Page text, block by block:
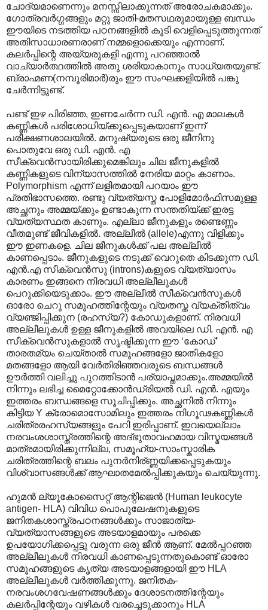
ചോദ്യമാണെന്നും മനസ്സിലാക്കുന്നത് അരോചകമാക്കും.
ഗോത്രവര്‍ഗ്ഗങ്ങളും മറ്റു ജാതി-മതസഥരുമായുള്ള ബന്ധം
ഈയിടെ നടത്തിയ പഠനങ്ങളില്‍ കൂടി വെളിപ്പെടുത്തുന്നത്
അതിസാധാരണരാണ് നമ്മളൊക്കെയും എന്നാണ്.
കലര്‍പ്പിന്റെ അയ്യരുകളി എന്നു പറഞ്ഞാല്‍
വാച്യാര്‍ത്ഥത്തില്‍ അതു ശരിയാകാനും സാധ്യതയുണ്ട്.
ബ്രാഹ്മണ(നമ്പൂരിമാര്‍)രും ഈ സംഘക്കളിയില്‍ പങ്കു
ചേര്‍ന്നിട്ടുണ്ട്.
പണ്ട് ഇഴ പിരിഞ്ഞ, ഇണചേര്‍ന്ന ഡി. എന്‍. എ മാലകള്‍
കണ്ണികള്‍ പരിശോധിയ്ക്കുപ്പെടുകയാണ് ഇന്ന്
പരീക്ഷണശാലയില്‍. മനുഷ്യരുടെ ഒരു ജീനിനു
പൊതുവേ ഒരു ഡി. എന്‍. എ
സീക്വെന്‍സായിരിക്കുമെങ്കിലും ചില ജീനുകളില്‍
കണ്ണികളുടെ വിന്യാസത്തില്‍ നേരിയ മാറ്റം കാണാം.
Polymorphism എന്ന് ലളിതമായി പറയാം ഈ
പ്രതിഭാസത്തെ. രണ്ടു വ്യത്യസ്ത പോളിമോര്‍ഫിസമുള്ള
അച്ഛനും അമ്മയ്ക്കും ഉണ്ടാകുന്ന സന്തതിയ്ക്ക് ഇരട്ട
വ്യത്യസ്ഥത കാണും. എല്ലാ ജീനുകളും രണ്ടെണ്ണം
വീതമുണ്ട് ജീവികളില്‍. അല്ലീല്‍ (allele)എന്നു വിളിക്കും
ഈ ഇണകളെ. ചില ജീനുകള്‍ക്ക് പല അല്ലീല്‍
കാണപ്പെടാം. ജീനുകളുടെ നടുക്ക് വെറുതെ കിടക്കുന്ന ഡി.
എന്‍.എ സീക്വെന്‍സു (introns)കളുടെ വ്യത്യാസം
കാരണം ഇങ്ങനെ നിരവധി അല്ലീലുകള്‍
പെറുക്കിയെടുക്കാം. ഈ അല്ലീല്‍ സീക്വെന്‍സുകള്‍
ഓരോ ചെറു സമൂഹത്തിന്റേയും വ്യതസ്ത വ്യക്തിത്വം
വ്യഞ്ജിപ്പിക്കുന (രഹസ്യ?) കോഡുകളാണ്. നിരവധി
അല്ലീലുകള്‍ ഉള്ള ജീനുകളില്‍‍ അവയിലെ ഡി. എന്‍. എ
സീക്വെന്‍സുകളാല്‍ സൃഷ്ടിക്കുന്ന ഈ ‘കോഡ്’
താരതമ്യം ചെയ്താല്‍ സമൂഹങ്ങളോ ജാതികളോ
മതങ്ങളോ ആയി വേര്‍തിരിഞ്ഞവരുടെ ബന്ധങ്ങള്‍
ഊര്‍ത്തി വലിച്ചു പുറത്തിടാന്‍ പര്യാപ്തമാക്കും.അമ്മയില്‍
നിന്നും ലഭിച്ച മൈറ്റോക്കോന്‍ഡ്രിയല്‍ ഡി. എന്‍. എയും
ഇത്തരം ബന്ധങ്ങളെ സൂചിപ്പിക്കും. അച്ഛനില്‍ നിന്നും
കിട്ടിയ Y ക്രോമൊസോമിലും ഇത്തരം നിഗൂഢകണ്ണികള്‍
ചരിത്രരഹസ്യങ്ങളും പേറി ഇരിപ്പാണ്. ഇവയെല്ലാം
നരവംശശാസ്ത്രത്തിന്റെ അദ്ഭുതാവഹമായ വിസ്മയങ്ങള്‍
മാത്രമായിരിക്കുന്നില്ല, സമൂഹ്യ-സാംസ്കാരിക
ചരിത്രത്തിന്റെ ബലം പുനര്‍നിര്ണ്ണയിക്കപ്പെടുകയും
വിശ്വാസങ്ങള്‍ക്ക് ആഘാതമേല്‍പ്പിക്കുകയും ചെയ്യുന്നു.
ഹുമന്‍ ല്യൂകോസൈറ്റ് ആന്റിജെന്‍ (Human leukocyte
antigen- HLA) വിവിധ പൊപുലേഷനുകളുടെ
ജനിതകശാസ്ത്രപഠനങ്ങള്‍ക്കും സാജാത്യ-
വ്യത്യാസങ്ങളുടെ അടയാളമായും പരക്കെ
ഉപയോഗിക്കപ്പെട്ടു വരുന്ന ഒരു ജീന്‍ ആണ്. മേല്‍പ്പറഞ്ഞ
അല്ലീലുകള്‍ നിരവധി കാണപ്പെടുന്നതുകൊണ്ട് ഓരോ
സമൂഹങ്ങളുടെ കൃത്യ അടയാളങ്ങളായി ഈ HLA
അല്ലീലുകള്‍ വര്‍ത്തിക്കുന്നു. ജനിതക-
നരവംശഗവേഷണങ്ങള്‍ക്കും ദേശാടനത്തിന്റേയും
കലര്‍പ്പിന്റേയും വഴികള്‍ വരച്ചെടുക്കാനും HLA